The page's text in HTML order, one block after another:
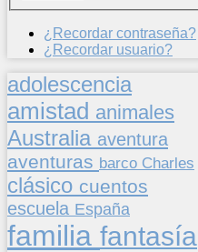
¿Recordar contraseña?
¿Recordar usuario?
adolescencia
amistad animales
Australia aventura
aventuras barco Charles
clásico cuentos
escuela España
familia fantasía